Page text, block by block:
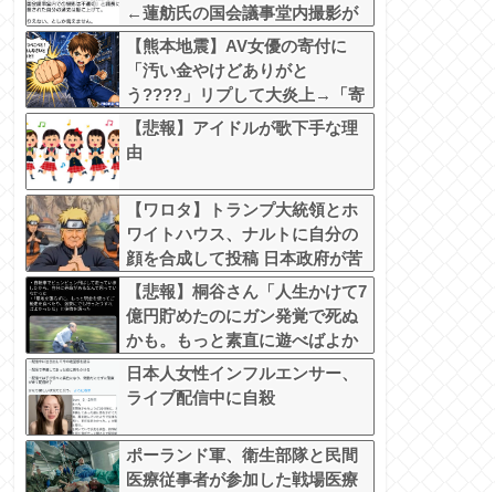
←蓮舫氏の国会議事堂内撮影が
掘り返される
【熊本地震】AV女優の寄付に
「汚い金やけどありがと
う????」リプして大炎上→「寄
付自体は否定してない」「なん
でみんなそんな汚い言葉使える
注ぐ
【悲報】アイドルが歌下手な理
由
【ワロタ】トランプ大統領とホ
ワイトハウス、ナルトに自分の
顔を合成して投稿 日本政府が苦
言「公的機関であっても許諾が
必要」
【悲報】桐谷さん「人生かけて7
億円貯めたのにガン発覚で死ぬ
かも。もっと素直に遊べばよか
った」後悔の涙
日本人女性インフルエンサー、
ライブ配信中に自殺
ポーランド軍、衛生部隊と民間
医療従事者が参加した戦場医療